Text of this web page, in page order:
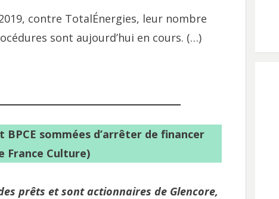
contre TotalÉnergies, leur nombre
sont aujourd’hui en cours. (…)
sommées d’arrêter de financer
France Culture)
prêts et sont actionnaires de Glencore,